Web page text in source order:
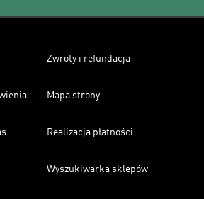
Zwroty i refundacja
Mapa strony
Realizacja płatności
Wyszukiwarka sklepów